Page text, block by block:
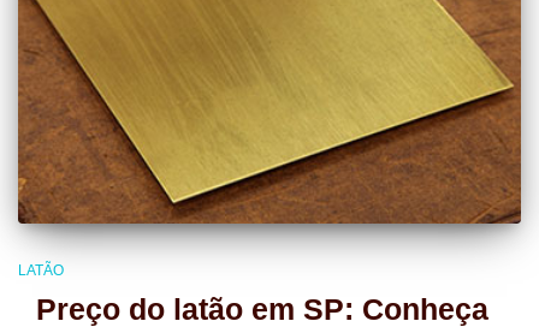
LATÃO
Preço do latão em SP: Conheça